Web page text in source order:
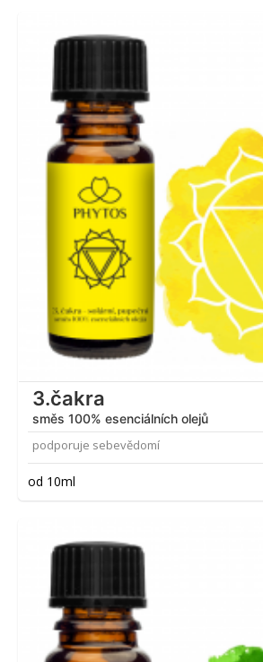
3.čakra
směs 100% esenciálních olejů
podporuje sebevědomí
od 10ml